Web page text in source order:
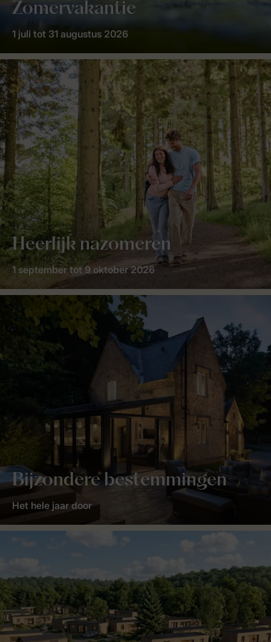
Zomervakantie
1 juli tot 31 augustus 2026
Heerlijk nazomeren
1 september tot 9 oktober 2026
Bijzondere bestemmingen
Het hele jaar door